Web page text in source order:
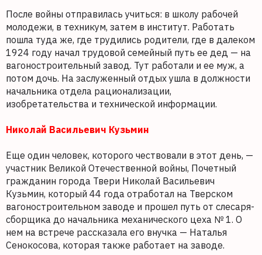
После войны отправилась учиться: в школу рабочей
молодежи, в техникум, затем в институт. Работать
пошла туда же, где трудились родители, где в далеком
1924 году начал трудовой семейный путь ее дед — на
вагоностроительный завод. Тут работали и ее муж, а
потом дочь. На заслуженный отдых ушла в должности
начальника отдела рационализации,
изобретательства и технической информации.
Николай Васильевич Кузьмин
Еще один человек, которого чествовали в этот день, —
участник Великой Отечественной войны, Почетный
гражданин города Твери Николай Васильевич
Кузьмин, который 44 года отработал на Тверском
вагоностроительном заводе и прошел путь от слесаря-
сборщика до начальника механического цеха № 1. О
нем на встрече рассказала его внучка — Наталья
Сенокосова, которая также работает на заводе.